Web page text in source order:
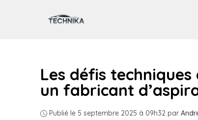
Les défis
un fabricant
Publié le 5 septembre 2025 à 09h32 par